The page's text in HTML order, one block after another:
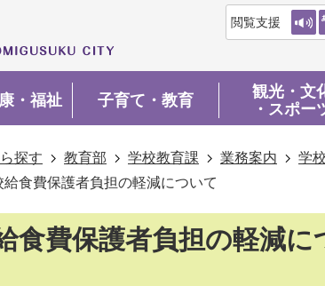
閲覧支援
・福祉 子育て・教育
観光・文
・スポー
探す 教育部 学校教育課 業務案内 学
食費保護者負担の軽減について
食費保護者負担の軽減に